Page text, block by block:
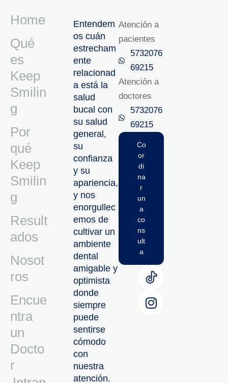
Home
Qué
es
Keep
Smilin
g
Por
qué
Keep
Smilin
g
Result
ados
Nosot
ros
Encue
ntra
un
Docto
r
Entendem
os cuán
estrecham
ente
relacionad
a está la
salud
bucal con
su salud
general,
su
confianza
y su
apariencia,
y nos
enorgullec
emos de
cultivar un
ambiente
dental
amigable y
optimista
donde
siempre
puede
sentirse
cómodo
con
nuestra
atención.
Atención a
pacientes
5732076
69215‬
Atención a
doctores
5732076
69215‬
Co
or
di
na
r
un
a
co
ns
ult
a